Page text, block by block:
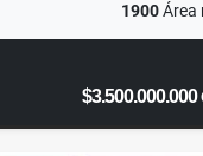
1900Área
$3.500.000.000